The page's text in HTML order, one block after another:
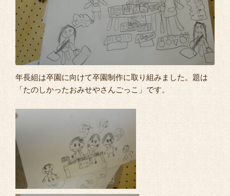
年長組は卒園に向けて卒園制作に取り組みました。題は
「たのしかったおみせやさんごっこ」です。